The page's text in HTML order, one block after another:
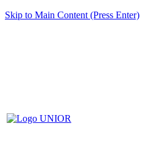
Skip to Main Content (Press Enter)